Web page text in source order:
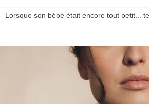
Lorsque son bébé était encore tout petit...